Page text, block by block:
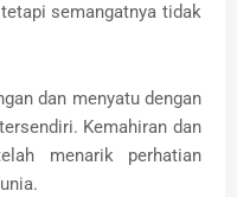
semangatnya tidak
dan menyatu dengan
Kemahiran dan
menarik perhatian